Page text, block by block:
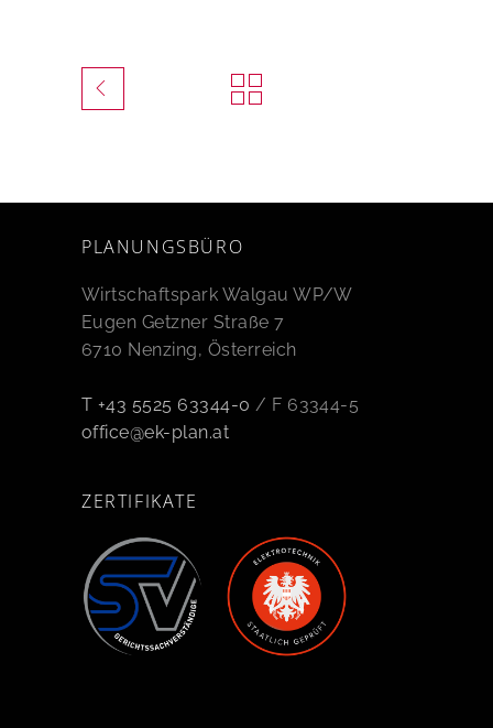
PLANUNGSBÜRO
Wirtschaftspark Walgau WP/W
Eugen Getzner Straße 7
6710 Nenzing, Österreich
T +43 5525 63344-0 / F 63344-5
office@ek-plan.at
ZERTIFIKATE